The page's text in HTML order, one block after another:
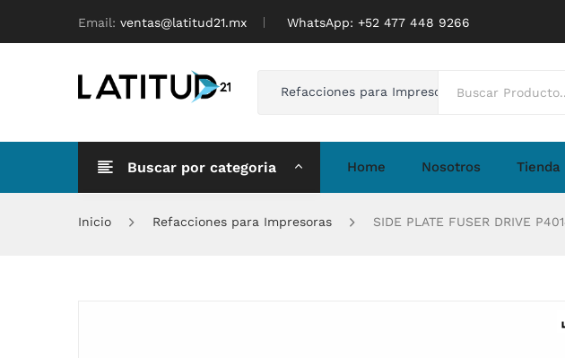
Email: ventas@latitud21.mx WhatsApp: ‪+52 477 448 9266
Refacciones para Impresoras
Buscar por categoria Home Nosotros Tienda
Inicio Refacciones para Impresoras SIDE PLATE FUSER DRIVE